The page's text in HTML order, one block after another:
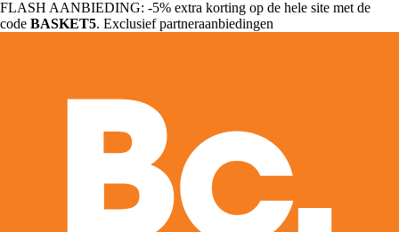
FLASH AANBIEDING: -5% extra korting op de hele site met de
code BASKET5. Exclusief partneraanbiedingen